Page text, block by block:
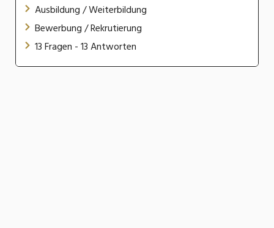
Ausbildung / Weiterbildung
Bewerbung / Rekrutierung
13 Fragen - 13 Antworten